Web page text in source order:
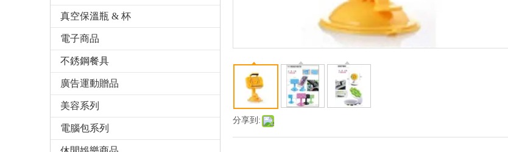
真空保溫瓶 & 杯
電子商品
不銹鋼餐具
廣告運動贈品
美容系列
電腦包系列
分享到: